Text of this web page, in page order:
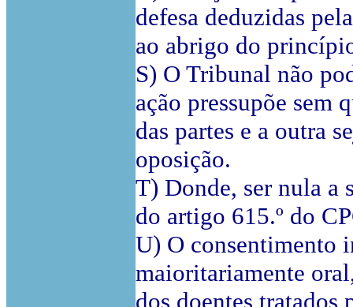
defesa deduzidas
ao abrigo do
S) O Tribunal não
ação pressupõe sem
das partes e a outra
oposição.
T) Donde, ser nula a
do artigo 615.º do
U) O consentimento
maioritariamente
dos doentes